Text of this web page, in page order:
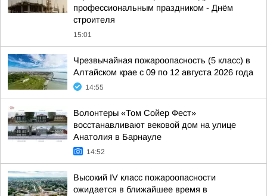
профессиональным праздником - Днём
строителя
15:01
Чрезвычайная пожароопасность (5 класс) в
Алтайском крае с 09 по 12 августа 2026 года
14:55
Волонтеры «Том Сойер Фест»
восстанавливают вековой дом на улице
Анатолия в Барнауле
14:52
Высокий IV класс пожароопасности
ожидается в ближайшее время в